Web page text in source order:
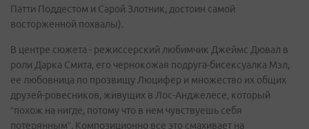
Патти Поддестом и Сарой Злотник, достоин самой
восторженной похвалы).
В центре сюжета - режиссерский любимчик Джеймс Дювал в
роли Дарка Смита, его чернокожая подруга-бисексуалка Мэл,
ее любовница по прозвищу Люцифер и множество их общих
друзей-ровесников, живущих в Лос-Анджелесе, который
“похож на нигде, потому что в нем чувствуешь себя
потерянным”. Композиционно все это смахивает на